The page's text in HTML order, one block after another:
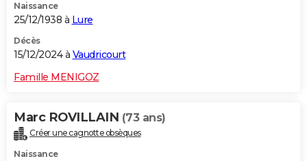
Naissance
25/12/1938 à Lure
Décès
15/12/2024 à Vaudricourt
Famille MENIGOZ
Marc ROVILLAIN (73 ans)
Créer une cagnotte obsèques
Naissance